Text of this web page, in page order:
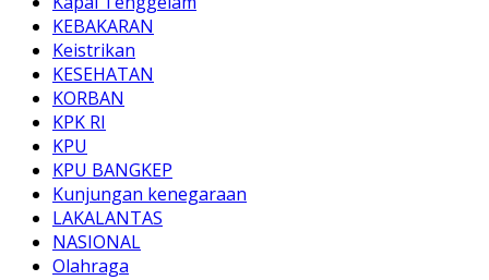
KEBAKARAN
Keistrikan
KESEHATAN
KORBAN
KPK RI
KPU
KPU BANGKEP
Kunjungan kenegaraan
LAKALANTAS
NASIONAL
Olahraga